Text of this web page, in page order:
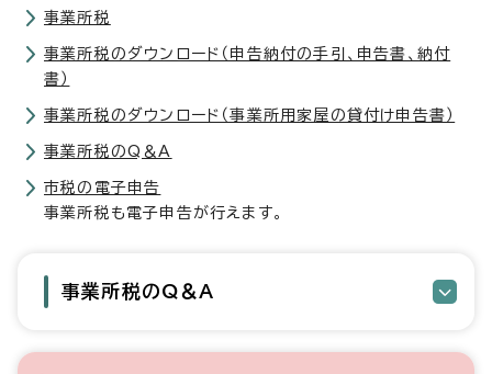
事業所税
事業所税のダウンロード（申告納付の手引、申告書、納付
書）
事業所税のダウンロード（事業所用家屋の貸付け申告書）
事業所税のQ＆A
市税の電子申告
事業所税も電子申告が行えます。
事業所税のQ＆A